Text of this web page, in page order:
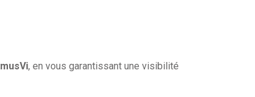
, en vous garantissant une visibilité